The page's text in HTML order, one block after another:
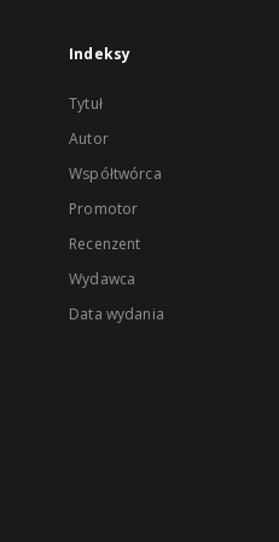
Indeksy
Tytuł
Autor
Współtwórca
Promotor
Recenzent
Wydawca
Data wydania